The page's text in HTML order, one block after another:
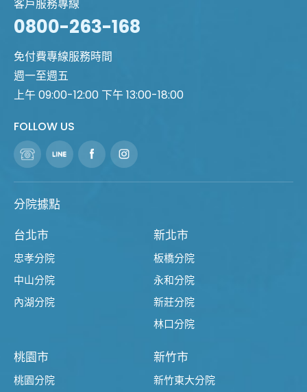
客戶服務專線
0800-263-168
免付費專線服務時間
週一至週五
上午 09:00-12:00 下午 13:00-18:00
FOLLOW US
分院據點
台北市
忠孝分院
中山分院
內湖分院
新北市
板橋分院
永和分院
新莊分院
林口分院
桃園市
桃園分院
新竹市
新竹東大分院